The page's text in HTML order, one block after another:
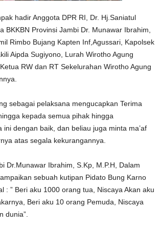
hadir Anggota DPR RI, Dr. Hj.Saniatul
BKKBN Provinsi Jambi Dr. Munawar Ibrahim,
Rimbo Bujang Kapten Inf,Agussari, Kapolsek
Aipda Sugiyono, Lurah Wirotho Agung
RW dan RT Sekelurahan Wirotho Agung
sebagai pelaksana mengucapkan Terima
kepada semua pihak hingga
ini dengan baik, dan beliau juga minta ma’af
atas segala kekurangannya.
Dr.Munawar Ibrahim, S.Kp, M.P.H, Dalam
sebuah kutipan Pidato Bung Karno
: ” Beri aku 1000 orang tua, Niscaya Akan aku
Beri aku 10 orang Pemuda, Niscaya
dunia”.